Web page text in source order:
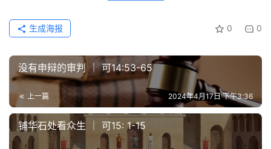
0 0
生成海报
没有申辩的审判 ｜ 可14:53-65
上一篇 2024年4月17日 下午3:36
铺华石处看众生 ｜ 可15: 1-15